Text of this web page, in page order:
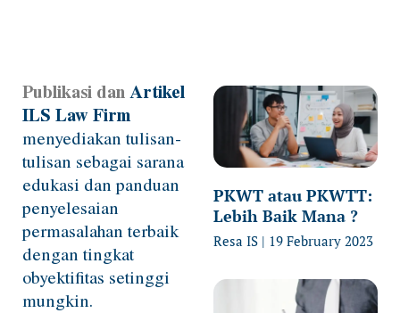
Publikasi danArtikel
ILS Law Firm
menyediakan tulisan-
tulisan sebagai sarana
edukasi dan panduan
penyelesaian
permasalahan terbaik
dengan tingkat
obyektifitas setinggi
mungkin.
PKWT atau PKWTT:
Lebih Baik Mana ?
Resa IS 19 February 2023
PagePagePagePagePage